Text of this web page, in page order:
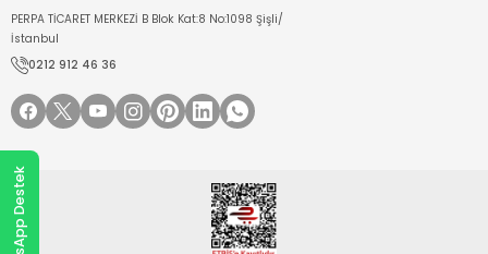
PERPA TİCARET MERKEZİ B Blok Kat:8 No:1098 Şişli/
İstanbul
0212 912 46 36